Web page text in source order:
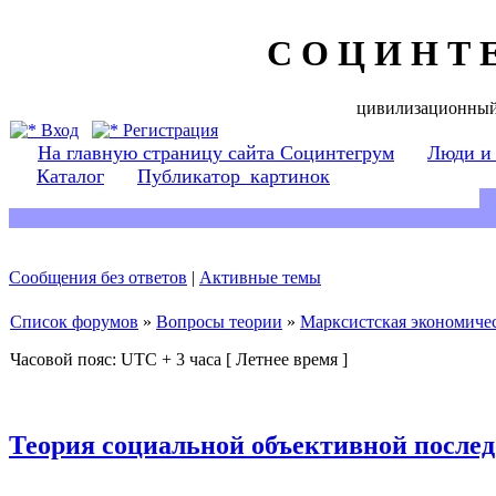
С О Ц И Н Т
Вход
Регистрация
На главную страницу сайта Социнтегрум
Люди и
Каталог
Публикатор_картинок
Сообщения без ответов | Активные темы
Список форумов » Вопросы теории » Марксистская
Часовой пояс: UTC + 3 часа [ Летнее время ]
Теория социальной объективной